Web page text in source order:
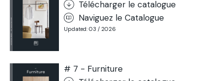
Télécharger le catalogue
Naviguez le Catalogue
Updated: 03 / 2026
# 7 - Furniture